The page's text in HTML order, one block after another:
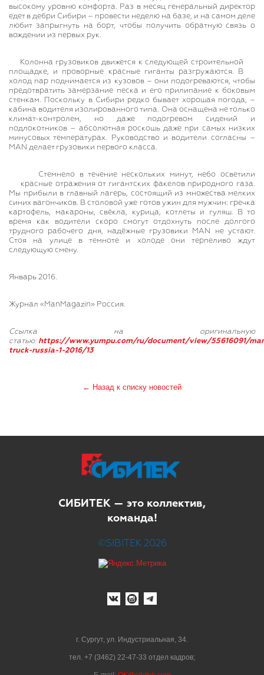
высокому уровню комфорта. Раз в месяц генеральный директор
едет в дебри Сибири – провести неделю на базе, и на самом деле
любит запрыгнуть на борт, чтобы получить обратную связь о
вождении из первых рук.
Колонна грузовиков движется к следующей строительной
площадке, и проворные красные гиганты разгружаются. В
холод пар поднимается из кузовов – они подогреваются, чтобы
предотвратить замерзание песка и его прилипание к боковым
стенкам. Поскольку в Сибири редко бывает хорошая погода, –
кабина водителя изолированного типа. Она оснащена не только
климат-контролем, но даже подогревом сидений и
подлокотников – абсолютная роскошь даже при самых низких
минусовых температурах. Руководство и водители согласны –
MAN делает грузовики первого класса.
Стемнело в течение нескольких минут, небо осветили
красные отражения от гигантских факелов природного газа.
Мы прибыли в главный лагерь, состоящий из множества мелких
синих вагончиков. В столовой уже готов ужин для мужчин: гречка
картофель, макароны, свёкла, курица, котлеты и гуляш. В то
время как водители скоро смогут отдохнуть после долгого
трудного рабочего дня, надёжные грузовики MAN не устают.
Стоя на улице в темноте и холоде они терпеливо ждут
следующую смену.
Январь 2016.
Журнал «ManMagazin» Россия.
Ссылка на оригинальную
статью: https://www.yumpu.com/ru/document/view/55616091/
truck-russia-1-2016/13
← Назад к списку новостей
СИБИТЕК — это коллектив,
команда!
©SIBITEK 2026
г. Сургут, ул. Индустриальная, 34.
тел. +7 (3462) 22-47-33 отдел кадров;